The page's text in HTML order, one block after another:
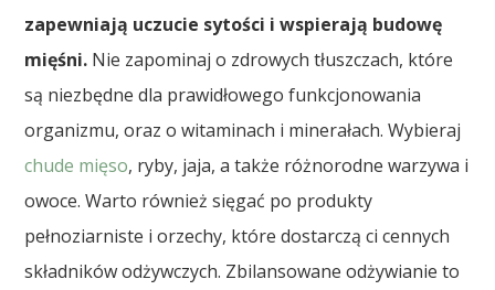
zapewniają uczucie sytości i wspierają budowę
mięśni. Nie zapominaj o zdrowych tłuszczach, które
są niezbędne dla prawidłowego funkcjonowania
organizmu, oraz o witaminach i minerałach. Wybieraj
chude mięso, ryby, jaja, a także różnorodne warzywa i
owoce. Warto również sięgać po produkty
pełnoziarniste i orzechy, które dostarczą ci cennych
składników odżywczych. Zbilansowane odżywianie to